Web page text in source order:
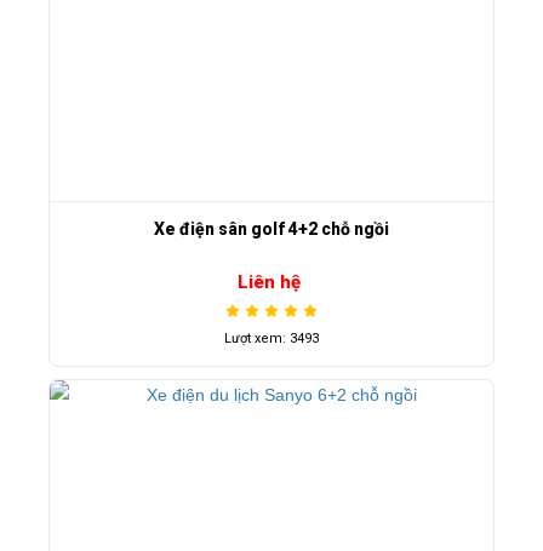
Xe điện sân golf 4+2 chỗ ngồi
Liên hệ
Lượt xem: 3493